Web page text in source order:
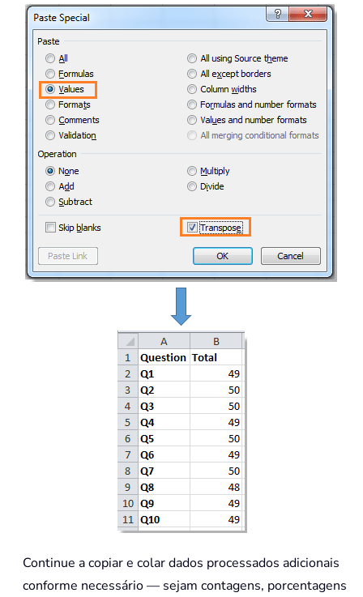
Continue a copiar e colar dados processados adicionais
conforme necessário — sejam contagens, porcentagens